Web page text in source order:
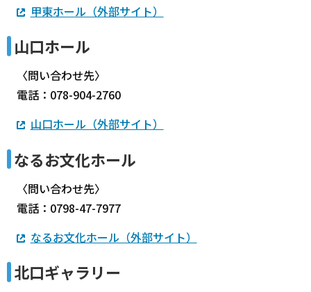
甲東ホール（外部サイト）
山口ホール
〈問い合わせ先〉
電話：078-904-2760
山口ホール（外部サイト）
なるお文化ホール
〈問い合わせ先〉
電話：0798-47-7977
なるお文化ホール（外部サイト）
北口ギャラリー